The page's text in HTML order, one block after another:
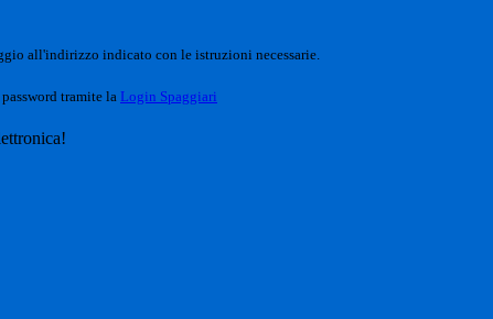
all'indirizzo indicato con le istruzioni necessarie.
tramite la Login Spaggiari